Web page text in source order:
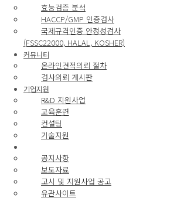
효능검증 분석
HACCP/GMP 인증검사
국제규격인증 안정성검사
(FSSC22000, HALAL, KOSHER)
커뮤니티
온라인견적의뢰 절차
검사의뢰 게시판
기업지원
R&D 지원사업
교육훈련
컨설팅
기술지원
공지사항
보도자료
고시 및 지원사업 공고
유관사이트
공지사항
보도자료
고시 및 지원사업 공고
유관사이트
공지사항
전체 19
번
호
제목